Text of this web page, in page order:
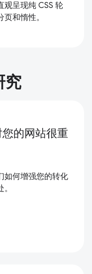
观呈现纯 CSS 轮
和惰性。
究
的网站很重
如何增强您的转化